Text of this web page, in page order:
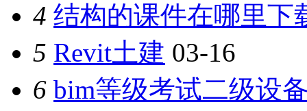
4 结构的课件在哪里下
5 Revit土建 03-16
6 bim等级考试二级设